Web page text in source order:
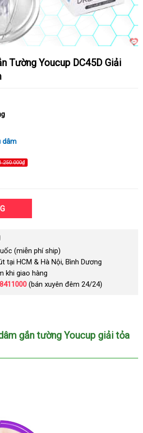
dâm
(miễn phí ship)
tại HCM & Hà Nội, Bình Dương
khi giao hàng
(bán xuyên đêm 24/24)
gắn tường Youcup giải tỏa